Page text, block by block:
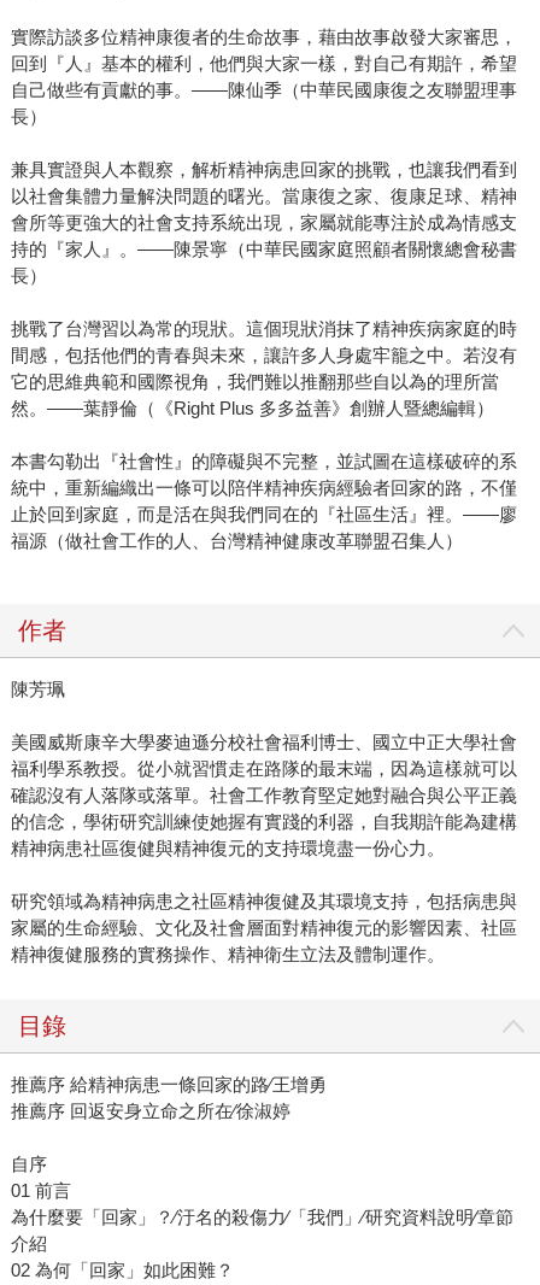
實際訪談多位精神康復者的生命故事，藉由故事啟發大家審思，
回到『人』基本的權利，他們與大家一樣，對自己有期許，希望
自己做些有貢獻的事。——陳仙季（中華民國康復之友聯盟理事
長）
兼具實證與人本觀察，解析精神病患回家的挑戰，也讓我們看到
以社會集體力量解決問題的曙光。當康復之家、復康足球、精神
會所等更強大的社會支持系統出現，家屬就能專注於成為情感支
持的『家人』。——陳景寧（中華民國家庭照顧者關懷總會秘書
長）
挑戰了台灣習以為常的現狀。這個現狀消抹了精神疾病家庭的時
間感，包括他們的青春與未來，讓許多人身處牢籠之中。若沒有
它的思維典範和國際視角，我們難以推翻那些自以為的理所當
然。——葉靜倫（《Right Plus 多多益善》創辦人暨總編輯）
本書勾勒出『社會性』的障礙與不完整，並試圖在這樣破碎的系
統中，重新編織出一條可以陪伴精神疾病經驗者回家的路，不僅
止於回到家庭，而是活在與我們同在的『社區生活』裡。——廖
福源（做社會工作的人、台灣精神健康改革聯盟召集人）
作者
陳芳珮
美國威斯康辛大學麥迪遜分校社會福利博士、國立中正大學社會
福利學系教授。從小就習慣走在路隊的最末端，因為這樣就可以
確認沒有人落隊或落單。社會工作教育堅定她對融合與公平正義
的信念，學術研究訓練使她握有實踐的利器，自我期許能為建構
精神病患社區復健與精神復元的支持環境盡一份心力。
研究領域為精神病患之社區精神復健及其環境支持，包括病患與
家屬的生命經驗、文化及社會層面對精神復元的影響因素、社區
精神復健服務的實務操作、精神衛生立法及體制運作。
目錄
推薦序 給精神病患一條回家的路∕王增勇
推薦序 回返安身立命之所在∕徐淑婷
自序
01 前言
為什麼要「回家」？∕汙名的殺傷力∕「我們」∕研究資料說明∕章節
介紹
02 為何「回家」如此困難？